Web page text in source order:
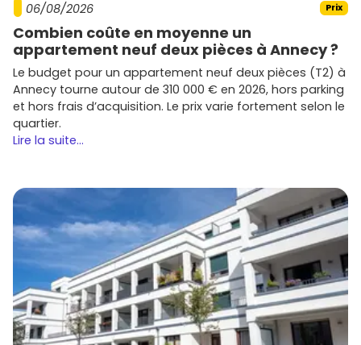
Avec unepopulation jeune
et dynamique, Croix garantit
unedemande locative constante. Les projets
immobiliers modernes dans lesquartiers en
développement
attirent aussi bien les investisseurs que
les familles.
Tendances actuelles du marché
immobilier
Projets écoresponsables
: les constructions
respectueuses de l'environnement suscitent un
intérêt croissant.
Les promoteurs actifs à Croix
Plusieurs promoteurs de renom opèrent à Croix,
proposant une large gamme de biens immobiliers :
06/08/2026 Prix
Combien coûte en moyenne un
appartement neuf deux pièces à Annecy ?
Le budget pour un appartement neuf deux pièces (T2) à
Annecy tourne autour de 310 000 € en 2026, hors parking
et hors frais d’acquisition. Le prix varie fortement selon le
quartier.
Lire la suite...